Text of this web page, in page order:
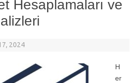
Hesaplamaları ve
2024
H
er